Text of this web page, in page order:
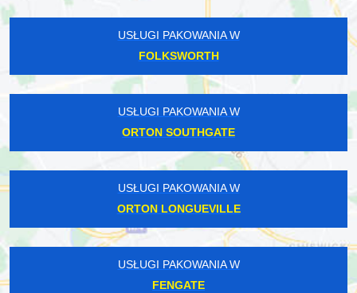
USŁUGI PAKOWANIA W
FOLKSWORTH
USŁUGI PAKOWANIA W
ORTON SOUTHGATE
USŁUGI PAKOWANIA W
ORTON LONGUEVILLE
USŁUGI PAKOWANIA W
FENGATE